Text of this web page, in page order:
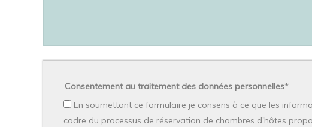
Consentement au traitement des données personnelles*
En soumettant ce formulaire je consens à ce que les
cadre du processus de réservation de chambres d'hôtes